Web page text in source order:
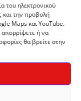
του ηλεκτρονικού
και την προβολή
Maps και YouTube.
ή να
θα βρείτε στην
Τα νέα μας | 0 Σχόλια